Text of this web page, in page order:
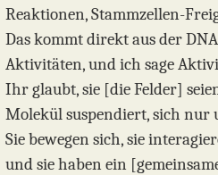
Reaktionen, Stammzellen-
Das kommt direkt aus der
Aktivitäten, und ich sage
Ihr glaubt, sie [die Felder]
Molekül suspendiert, sich nur
Sie bewegen sich, sie
und sie haben ein